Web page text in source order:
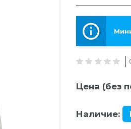
Цена (без
Наличие: